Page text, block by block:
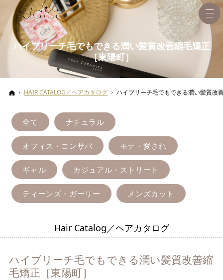
ハイブリーチ毛でもできる潤い髪質改善縮毛矯正
［東陽町］
ホーム
HAIR CATALOG／ヘアカタログ ハイブリーチ毛でもできる潤い髪質改
全て ナチュラル
オフィス・コンサバ モテ・愛され
ギャル カジュアル・ストリート
ティーンズ・ガーリー メンズカット
Hair Catalog／ヘアカタログ
ハイブリーチ毛でもできる潤い髪質改善縮
毛矯正［東陽町］